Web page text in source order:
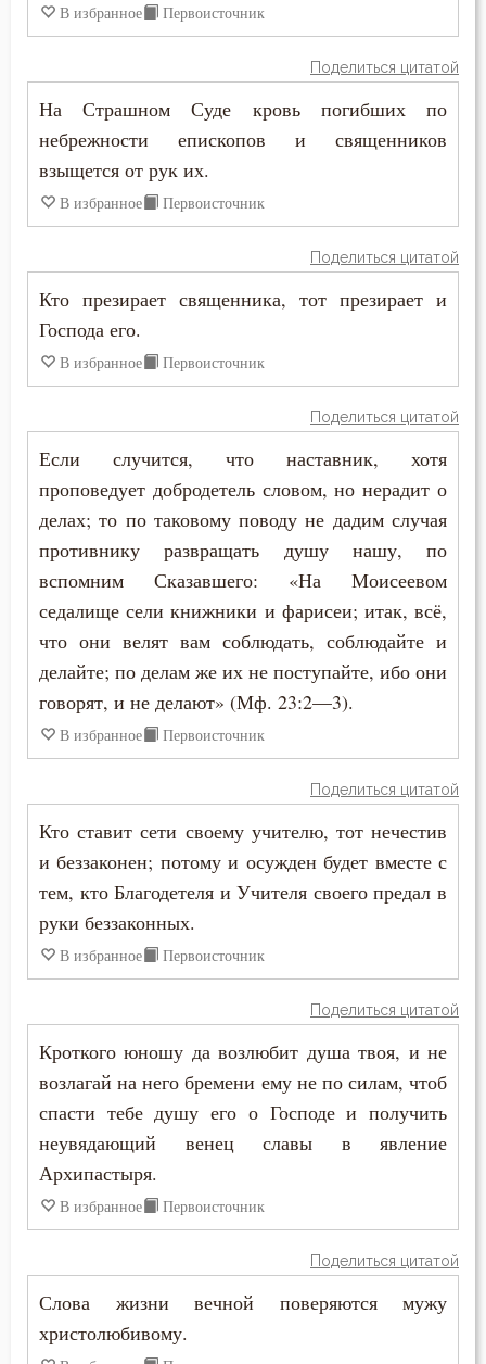
Благодать
Ближний
Бог
Богопознание
Богородица
Болезнь
Борьба
Будущее
Вера
Власть
Воздержание
Вознесение
Воля Божия
Воскресение Христово
Высокомерие
Глаза
Гнев
Гнев Божий
Григорий Палама
Димитрий Ростовский
Ефрем Сирин
Игнатий Антиохийский
Иоанн Карпафский
Иоанн Кронштадтский
Иосиф Оптинский (Литовкин)
Исаак Сирин Ниневийский
Исидор Пелусиот
Киприан Карфагенский
Кирилл Александрийский
Макарий Великий
Макарий Оптинский (Иванов)
Марк Подвижник
Никита Стифат
Никон Оптинский (Беляев)
Петр Дамаскин
Поликарп Смирнский
Симеон Новый Богослов
В избранное Первоисточник
Поделиться цитатой
На Страшном Суде кровь погибших по
небрежности епископов и священников
взыщется от рук их.
В избранное Первоисточник
Поделиться цитатой
Кто презирает священника, тот презирает и
Господа его.
В избранное Первоисточник
Поделиться цитатой
Если случится, что наставник, хотя
проповедует добродетель словом, но нерадит о
делах; то по таковому поводу не дадим случая
противнику развращать душу нашу, по
вспомним Сказавшего: «На Моисеевом
седалище сели книжники и фарисеи; итак, всё,
что они велят вам соблюдать, соблюдайте и
делайте; по делам же их не поступайте, ибо они
говорят, и не делают» (Мф. 23:2—3).
В избранное Первоисточник
Поделиться цитатой
Кто ставит сети своему учителю, тот нечестив
и беззаконен; потому и осужден будет вместе с
тем, кто Благодетеля и Учителя своего предал в
руки беззаконных.
В избранное Первоисточник
Поделиться цитатой
Кроткого юношу да возлюбит душа твоя, и не
возлагай на него бремени ему не по силам, чтоб
спасти тебе душу его о Господе и получить
неувядающий венец славы в явление
Архипастыря.
В избранное Первоисточник
Поделиться цитатой
Слова жизни вечной поверяются мужу
христолюбивому.